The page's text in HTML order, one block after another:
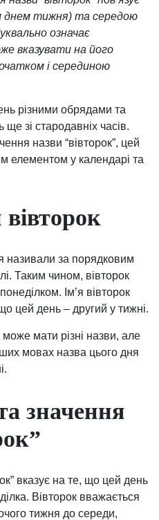
днем тижня) та середою
означає
вказувати на його
і серединою
різними обрядами та
зі стародавніх часів.
назви “вівторок”, цей
елементом у календарі та
вівторок
називали за порядковим
Таким чином, вівторок
Ім’я вівторок
цей день – другий у тижні.
може мати різні назви, але
мовах назва цього дня
значення
вказує на те, що цей день
Вівторок вважається
тижня до середи,